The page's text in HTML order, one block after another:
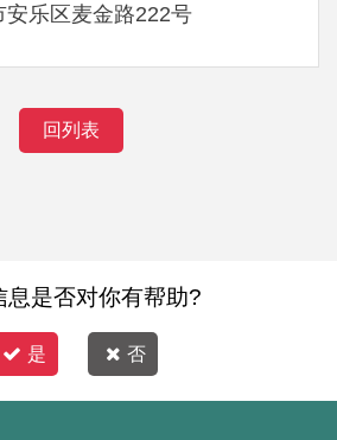
安乐区麦金路222号
回列表
息是否对你有帮助?
是 否